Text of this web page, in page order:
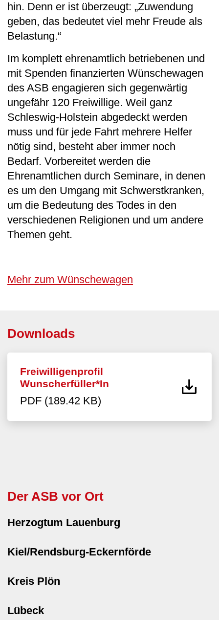
hin. Denn er ist überzeugt: „Zuwendung
geben, das bedeutet viel mehr Freude als
Belastung.“
Im komplett ehrenamtlich betriebenen und
mit Spenden finanzierten Wünschewagen
des ASB engagieren sich gegenwärtig
ungefähr 120 Freiwillige. Weil ganz
Schleswig-Holstein abgedeckt werden
muss und für jede Fahrt mehrere Helfer
nötig sind, besteht aber immer noch
Bedarf. Vorbereitet werden die
Ehrenamtlichen durch Seminare, in denen
es um den Umgang mit Schwerstkranken,
um die Bedeutung des Todes in den
verschiedenen Religionen und um andere
Themen geht.
Mehr zum Wünschewagen
Downloads
Freiwilligenprofil
Wunscherfüller*In
PDF (189.42 KB)
Der ASB vor Ort
Herzogtum Lauenburg
Kiel/Rendsburg-Eckernförde
Kreis Plön
Lübeck